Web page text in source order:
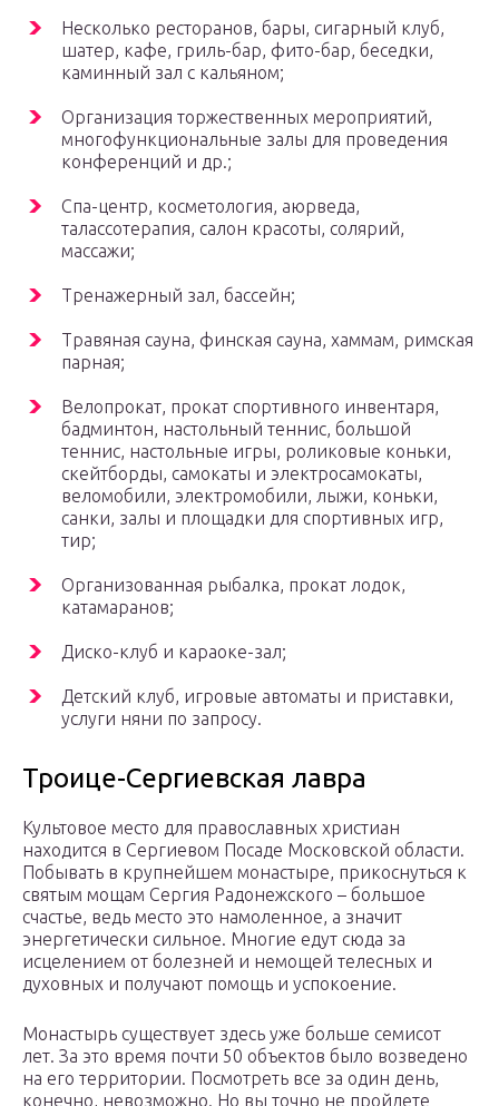
Несколько ресторанов, бары, сигарный клуб,
шатер, кафе, гриль-бар, фито-бар, беседки,
каминный зал с кальяном;
Организация торжественных мероприятий,
многофункциональные залы для проведения
конференций и др.;
Спа-центр, косметология, аюрведа,
талассотерапия, салон красоты, солярий,
массажи;
Тренажерный зал, бассейн;
Травяная сауна, финская сауна, хаммам, римская
парная;
Велопрокат, прокат спортивного инвентаря,
бадминтон, настольный теннис, большой
теннис, настольные игры, роликовые коньки,
скейтборды, самокаты и электросамокаты,
веломобили, электромобили, лыжи, коньки,
санки, залы и площадки для спортивных игр,
тир;
Организованная рыбалка, прокат лодок,
катамаранов;
Диско-клуб и караоке-зал;
Детский клуб, игровые автоматы и приставки,
услуги няни по запросу.
Троице-Сергиевская лавра
Культовое место для православных христиан
находится в Сергиевом Посаде Московской области.
Побывать в крупнейшем монастыре, прикоснуться к
святым мощам Сергия Радонежского – большое
счастье, ведь место это намоленное, а значит
энергетически сильное. Многие едут сюда за
исцелением от болезней и немощей телесных и
духовных и получают помощь и успокоение.
Монастырь существует здесь уже больше семисот
лет. За это время почти 50 объектов было возведено
на его территории. Посмотреть все за один день,
конечно, невозможно. Но вы точно не пройдете